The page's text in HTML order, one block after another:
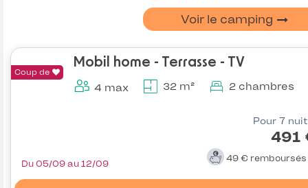
Voir le camping
Coup de
Mobil home - Terrasse - TV
4 max 32 m² 2 chambres
Pour 7
491
49 € remboursés
Du 05/09 au 12/09